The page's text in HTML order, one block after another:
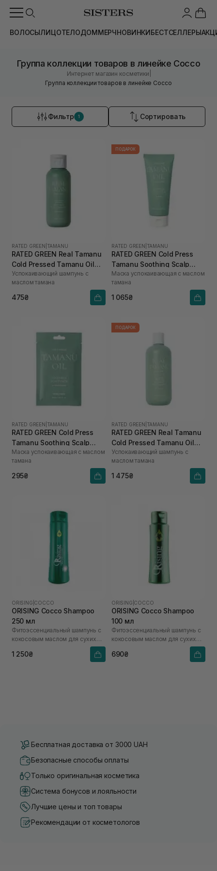
ВОЛОСЫЛИЦОТЕЛОДОММЕРЧНОВИНКИБЕСТСЕЛЛЕРЫ
Группа коллекции товаров в линейке Cocco
Интернет магазин косметики
Группа коллекции товаров в линейке Cocco
Фильтр 1 Сортировать
RATED GREEN TAMANU
RATED GREEN Real Tamanu
Cold Pressed Tamanu Oil
Soothing Scalp Shampoo
100 мл
Успокаивающий шампунь с
маслом тамана
475₴
ПОДАРОК
RATED GREEN TAMANU
RATED GREEN Cold Press
Tamanu Soothing Scalp
Pack 200 мл
Маска успокаивающая с маслом
тамана
1 065₴
RATED GREEN TAMANU
RATED GREEN Cold Press
Tamanu Soothing Scalp
Pack 50 мл
Маска успокаивающая с маслом
тамана
295₴
ПОДАРОК
RATED GREEN TAMANU
RATED GREEN Real Tamanu
Cold Pressed Tamanu Oil
Soothing Scalp Shampoo
400 мл
Успокаивающий шампунь с
маслом тамана
1 475₴
ORISING COCCO
ORISING Cocco Shampoo
250 мл
Фитоэссенциальный шампунь с
кокосовым маслом для сухих
1 250₴
ORISING COCCO
ORISING Cocco Shampoo
100 мл
Фитоэссенциальный шампунь с
кокосовым маслом для сухих
690₴
Бесплатная доставка от 3000 UAH
Безопасные способы оплаты
Только оригинальная косметика
Система бонусов и лояльности
Лучшие цены и топ товары
Рекомендации от косметологов